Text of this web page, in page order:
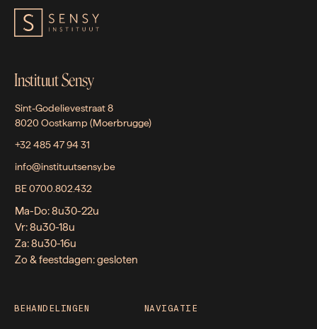
Instituut Sensy
Sint-Godelievestraat 8
8020 Oostkamp (Moerbrugge)
+32 485 47 94 31
info@instituutsensy.be
BE 0700.802.432
Ma-Do: 8u30-22u
Vr: 8u30-18u
Za: 8u30-16u
Zo & feestdagen: gesloten
BEHANDELINGEN NAVIGATIE